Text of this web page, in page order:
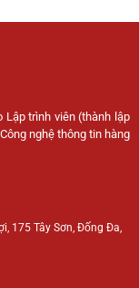
Lập trình viên (thành lập
nghệ thông tin hàng
175 Tây Sơn, Đống Đa,